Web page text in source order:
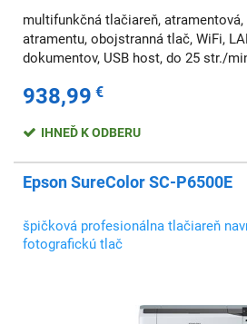
multifunkčná tlačiareň,
atramentu, obojstranná tlač, WiFi,
dokumentov, USB host, do 25 str./
938,99 €
IHNEĎ K ODBERU
Epson SureColor SC-P6500E
špičková profesionálna tlačiareň
fotografickú tlač